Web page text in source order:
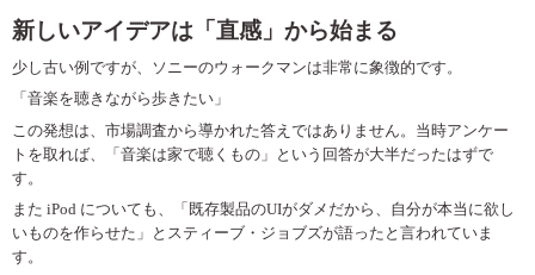
新しいアイデアは「直感」から始まる
少し古い例ですが、ソニーのウォークマンは非常に象徴的です。
「音楽を聴きながら歩きたい」
この発想は、市場調査から導かれた答えではありません。当時アンケー
トを取れば、「音楽は家で聴くもの」という回答が大半だったはずで
す。
また iPod についても、「既存製品のUIがダメだから、自分が本当に欲し
いものを作らせた」とスティーブ・ジョブズが語ったと言われていま
す。